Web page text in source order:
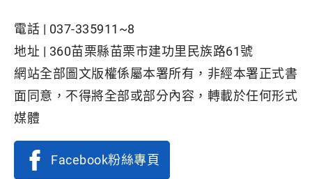
電話 | 037-335911~8
地址 | 360苗栗縣苗栗市建功里民族路61號
網站全部圖文版權係屬本署所有，非經本署正式書
面同意，不得將全部或部分內容，轉載於任何形式
媒體
Facebook粉絲專頁